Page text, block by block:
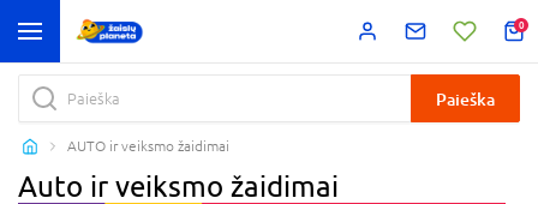
0
Paieška
AUTO ir veiksmo žaidimai
Auto ir veiksmo žaidimai